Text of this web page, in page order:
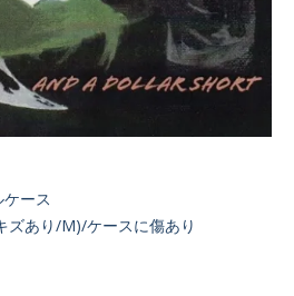
ース
ズあり/M)/ケースに傷あり